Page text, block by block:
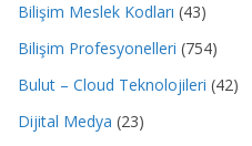
Bilişim Meslek Kodları (43)
Bilişim Profesyonelleri (754)
Bulut – Cloud Teknolojileri (42)
Dijital Medya (23)